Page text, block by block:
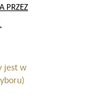
PRZEZ
jest w